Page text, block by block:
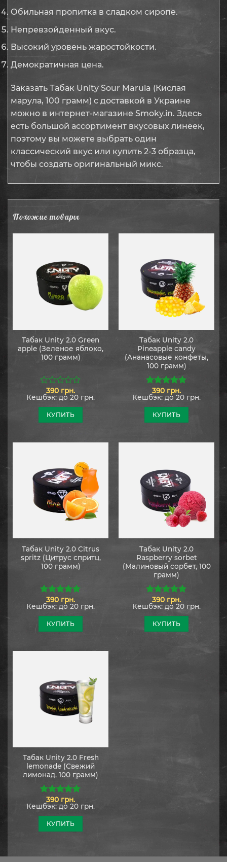
Обильная пропитка в сладком сиропе.
Непревзойденный вкус.
Высокий уровень жаростойкости.
Демократичная цена.
Заказать Табак Unity Sour Marula (Кислая
марула, 100 грамм) с доставкой в Украине
можно в интернет-магазине Smoky.in. Здесь
есть большой ассортимент вкусовых линеек,
поэтому вы можете выбрать один
классический вкус или купить 2-3 образца,
чтобы создать оригинальный микс.
Похожие товары
Табак Unity 2.0 Green
apple (Зеленое яблоко,
100 грамм)
из
5
390 грн.
Кешбэк: до 20 грн.
КУПИТЬ
Табак Unity 2.0
Pineapple candy
(Ананасовые конфеты,
100 грамм)
5.00из 5
390 грн.
Кешбэк: до 20 грн.
КУПИТЬ
Табак Unity 2.0 Citrus
spritz (Цитрус спритц,
100 грамм)
5.00из 5
390 грн.
Кешбэк: до 20 грн.
КУПИТЬ
Табак Unity 2.0
Raspberry sorbet
(Малиновый сорбет, 100
грамм)
5.00из 5
390 грн.
Кешбэк: до 20 грн.
КУПИТЬ
Табак Unity 2.0 Fresh
lemonade (Свежий
лимонад, 100 грамм)
5.00из 5
390 грн.
Кешбэк: до 20 грн.
КУПИТЬ